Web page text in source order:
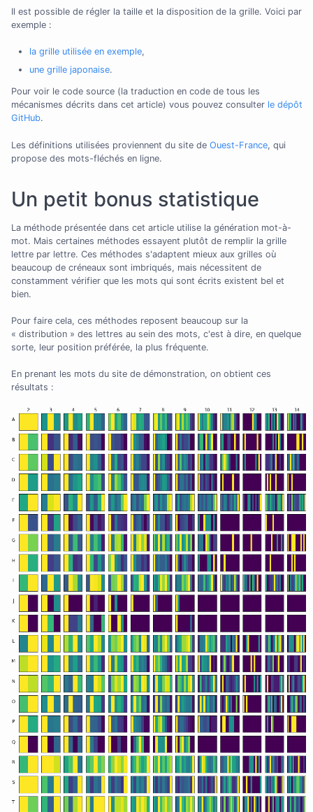
Il est possible de régler la taille et la disposition de la grille. Voici par
exemple :
la grille utilisée en exemple,
une grille japonaise.
Pour voir le code source (la traduction en code de tous les
mécanismes décrits dans cet article) vous pouvez consulter le dépôt
GitHub.
Les définitions utilisées proviennent du site de Ouest-France, qui
propose des mots-fléchés en ligne.
Un petit bonus statistique
La méthode présentée dans cet article utilise la génération mot-à-
mot. Mais certaines méthodes essayent plutôt de remplir la grille
lettre par lettre. Ces méthodes s'adaptent mieux aux grilles où
beaucoup de créneaux sont imbriqués, mais nécessitent de
constamment vérifier que les mots qui sont écrits existent bel et
bien.
Pour faire cela, ces méthodes reposent beaucoup sur la
« distribution » des lettres au sein des mots, c'est à dire, en quelque
sorte, leur position préférée, la plus fréquente.
En prenant les mots du site de démonstration, on obtient ces
résultats :